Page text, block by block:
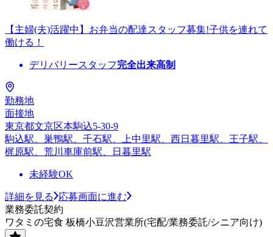
【主婦(夫)活躍中】お弁当の配達スタッフ募集!子供を連れて
働ける！
デリバリースタッフ完全出来高制
勤務地
面接地
東京都文京区本駒込5-30-9
駒込駅、巣鴨駅、千石駅、上中里駅、西日暮里駅、王子駅、
梶原駅、荒川車庫前駅、日暮里駅
未経験OK
詳細を見る
応募画面に進む
業務委託契約
ワタミの宅食 板橋小豆沢営業所(宅配/業務委託/シニア向け)